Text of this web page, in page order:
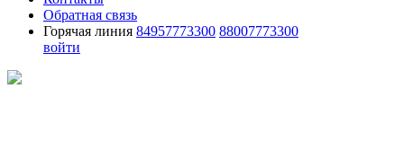
Обратная связь
Горячая линия 84957773300 88007773300
войти